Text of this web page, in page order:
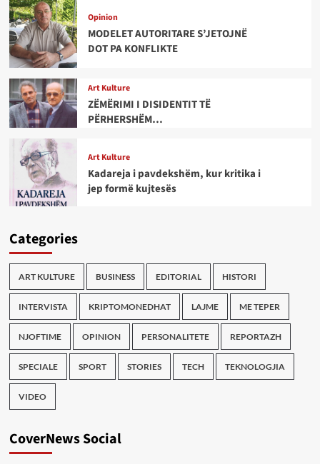
Opinion
MODELET AUTORITARE S’JETOJNË
DOT PA KONFLIKTE
Art Kulture
ZËMËRIMI I DISIDENTIT TË
PËRHERSHËM…
Art Kulture
Kadareja i pavdekshëm, kur kritika i
jep formë kujtesës
Categories
ART KULTURE BUSINESS EDITORIAL HISTORI
INTERVISTA KRIPTOMONEDHAT LAJME ME TEPER
NJOFTIME OPINION PERSONALITETE REPORTAZH
SPECIALE SPORT STORIES TECH TEKNOLOGJIA
VIDEO
CoverNews Social